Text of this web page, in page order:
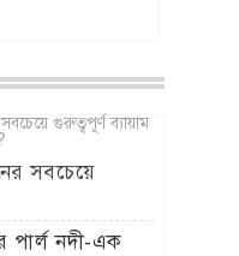
সবচেয়ে
পার্ল নদী-এক